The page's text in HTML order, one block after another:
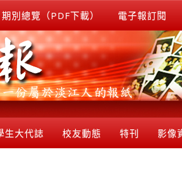
期別總覽（PDF下載） 電子報訂閱
生大代誌 校友動態 特刊 影像